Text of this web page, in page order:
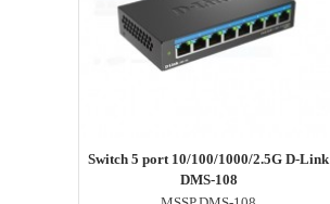
ENGENIUS Router
Switch 5 port 10/100/1000/2.5G D-Link
DMS-108